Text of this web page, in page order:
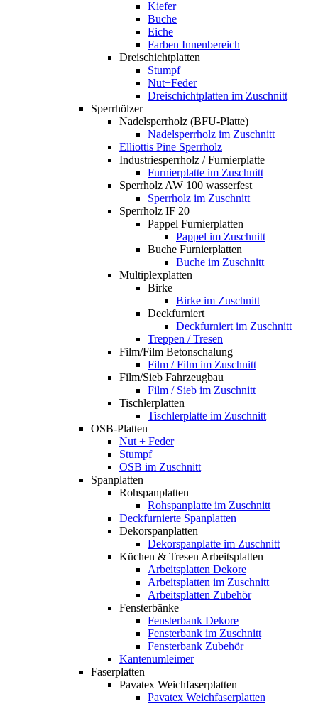
Kiefer
Buche
Eiche
Farben Innenbereich
Dreischichtplatten
Stumpf
Nut+Feder
Dreischichtplatten im Zuschnitt
Sperrhölzer
Nadelsperrholz (BFU-Platte)
Nadelsperrholz im Zuschnitt
Elliottis Pine Sperrholz
Industriesperrholz / Furnierplatte
Furnierplatte im Zuschnitt
Sperrholz AW 100 wasserfest
Sperrholz im Zuschnitt
Sperrholz IF 20
Pappel Furnierplatten
Pappel im Zuschnitt
Buche Furnierplatten
Buche im Zuschnitt
Multiplexplatten
Birke
Birke im Zuschnitt
Deckfurniert
Deckfurniert im Zuschnitt
Treppen / Tresen
Film/Film Betonschalung
Film / Film im Zuschnitt
Film/Sieb Fahrzeugbau
Film / Sieb im Zuschnitt
Tischlerplatten
Tischlerplatte im Zuschnitt
OSB-Platten
Nut + Feder
Stumpf
OSB im Zuschnitt
Spanplatten
Rohspanplatten
Rohspanplatte im Zuschnitt
Deckfurnierte Spanplatten
Dekorspanplatten
Dekorspanplatte im Zuschnitt
Küchen & Tresen Arbeitsplatten
Arbeitsplatten Dekore
Arbeitsplatten im Zuschnitt
Arbeitsplatten Zubehör
Fensterbänke
Fensterbank Dekore
Fensterbank im Zuschnitt
Fensterbank Zubehör
Kantenumleimer
Faserplatten
Pavatex Weichfaserplatten
Pavatex Weichfaserplatten